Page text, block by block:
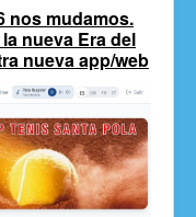
nos mudamos.
nueva Era del
nueva app/web